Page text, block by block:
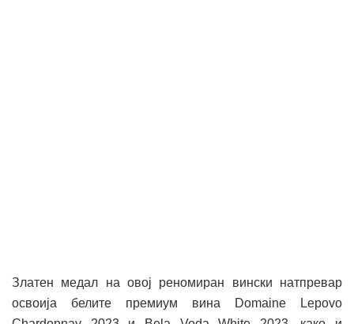
Златен медал на овој реномиран вински натпревар
освоија белите премиум вина Domaine Lepovo